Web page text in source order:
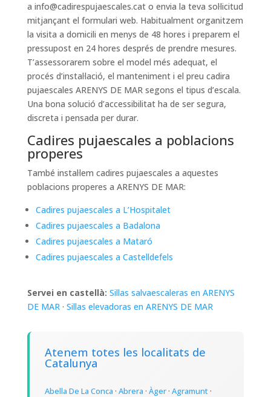
a info@cadirespujaescales.cato envia la teva sol·licitud
mitjançant el formulari web. Habitualment organitzem
la visita a domicili en menys de 48 hores i preparem el
pressupost en 24 hores després de prendre mesures.
T’assessorarem sobre el model més adequat, el
procés d’instal·lació, el manteniment i el preu cadira
pujaescales ARENYS DE MAR segons el tipus d’escala.
Una bona solució d’accessibilitat ha de ser segura,
discreta i pensada per durar.
Cadires pujaescales a poblacions
properes
També instal·lem cadires pujaescales a aquestes
poblacions properes a ARENYS DE MAR:
Cadires pujaescales a L’Hospitalet
Cadires pujaescales a Badalona
Cadires pujaescales a Mataró
Cadires pujaescales a Castelldefels
Servei en castellà: Sillas salvaescaleras en ARENYS
DE MAR· Sillas elevadoras en ARENYS DE MAR
Atenem totes les localitats de
Catalunya
Abella De La Conca · Abrera · Àger· Agramunt·